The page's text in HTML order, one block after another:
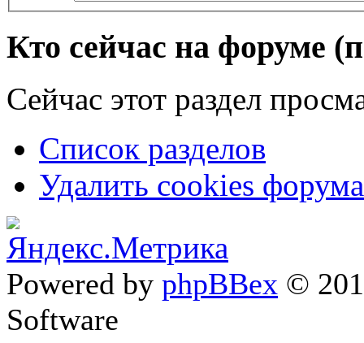
Кто сейчас на форуме
Сейчас этот раздел
Список разделов
Удалить cookies форума
Powered by phpBBex ©
Software